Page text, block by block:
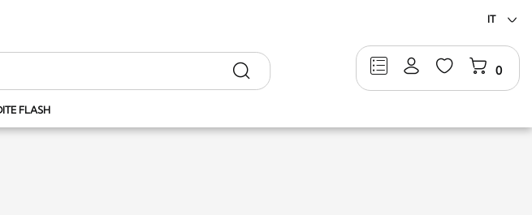
IT
FLASH
0
Ricerca